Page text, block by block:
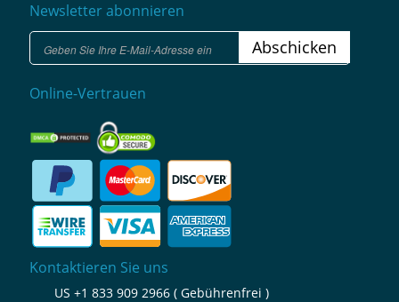
Newsletter abonnieren
Abschicken
Online-Vertrauen
Kontaktieren Sie uns
US +1 833 909 2966 ( Gebührenfrei )